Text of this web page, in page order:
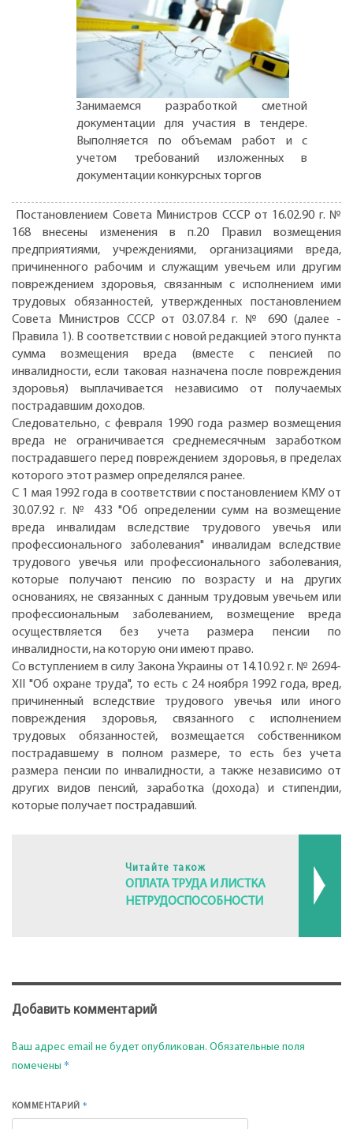
Занимаемся разработкой сметной
документации для участия в тендере.
Выполняется по объемам работ и с
учетом требований изложенных в
документации конкурсных торгов
Постановлением Совета Министров СССР от 16.02.90 г. №
168 внесены изменения в п.20 Правил возмещения
предприятиями, учреждениями, организациями вреда,
причиненного рабочим и служащим увечьем или другим
повреждением здоровья, связанным с исполнением ими
трудовых обязанностей, утвержденных постановлением
Совета Министров СССР от 03.07.84 г. № 690 (далее -
Правила 1). В соответствии с новой редакцией этого пункта
сумма возмещения вреда (вместе с пенсией по
инвалидности, если таковая назначена после повреждения
здоровья) выплачивается независимо от получаемых
пострадавшим доходов.
Следовательно, с февраля 1990 года размер возмещения
вреда не ограничивается среднемесячным заработком
пострадавшего перед повреждением здоровья, в пределах
которого этот размер определялся ранее.
С 1 мая 1992 года в соответствии с постановлением КМУ от
30.07.92 г. № 433 "Об определении сумм на возмещение
вреда инвалидам вследствие трудового увечья или
профессионального заболевания" инвалидам вследствие
трудового увечья или профессионального заболевания,
которые получают пенсию по возрасту и на других
основаниях, не связанных с данным трудовым увечьем или
профессиональным заболеванием, возмещение вреда
осуществляется без учета размера пенсии по
инвалидности, на которую они имеют право.
Со вступлением в силу Закона Украины от 14.10.92 г. № 2694-
ХII "Об охране труда", то есть с 24 ноября 1992 года, вред,
причиненный вследствие трудового увечья или иного
повреждения здоровья, связанного с исполнением
трудовых обязанностей, возмещается собственником
пострадавшему в полном размере, то есть без учета
размера пенсии по инвалидности, а также независимо от
других видов пенсий, заработка (дохода) и стипендии,
которые получает пострадавший.
Читайте також
ОПЛАТА ТРУДА И ЛИСТКА
НЕТРУДОСПОСОБНОСТИ
Добавить комментарий
Ваш адрес email не будет опубликован. Обязательные поля
помечены *
КОММЕНТАРИЙ*